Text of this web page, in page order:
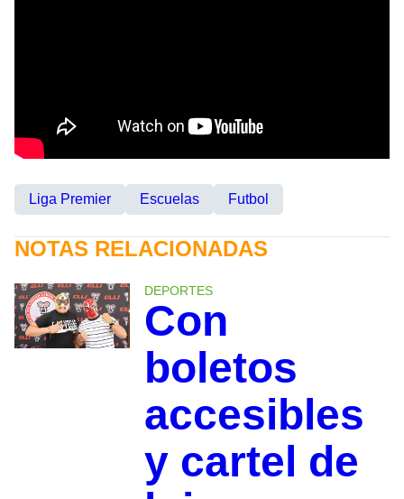
Liga Premier Escuelas Futbol
NOTAS RELACIONADAS
DEPORTES
Con
boletos
accesibles
y cartel de